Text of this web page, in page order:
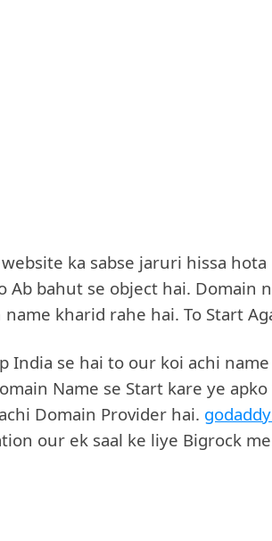
ka sabse jaruri hissa
Ab bahut se object hai. Domain
name kharid rahe hai. To Start
India se hai to our koi achi
Name se Start kare ye
Domain Provider hai. godaddy
our ek saal ke liye Bigrock